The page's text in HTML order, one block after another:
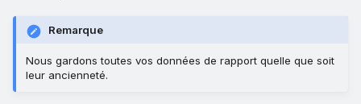
Remarque
Nous gardons toutes vos données de rapport quelle que soit
leur ancienneté.